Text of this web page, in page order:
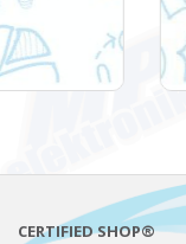
CERTIFIED SHOP®